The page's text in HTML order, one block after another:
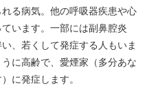
る病気。他の呼吸器疾患や心
います。一部には副鼻腔炎
、若くして発症する人もいま
に高齢で、愛煙家（多分あな
に発症します。